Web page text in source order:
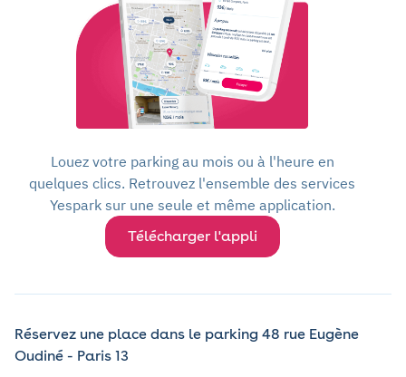
Louez votre parking au mois ou à l'heure en
quelques clics. Retrouvez l'ensemble des services
Yespark sur une seule et même application.
Télécharger l'appli
Réservez une place dans le parking 48 rue Eugène
Oudiné - Paris 13